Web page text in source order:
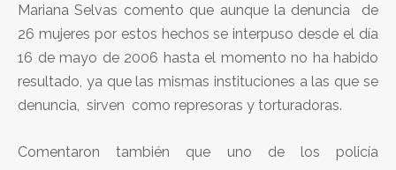
Mariana Selvas comento que aunque la denuncia de
26 mujeres por estos hechos se interpuso desde el día
16 de mayo de 2006 hasta el momento no ha habido
resultado, ya que las mismas instituciones a las que se
denuncia, sirven como represoras y torturadoras.
Comentaron también que uno de los policía